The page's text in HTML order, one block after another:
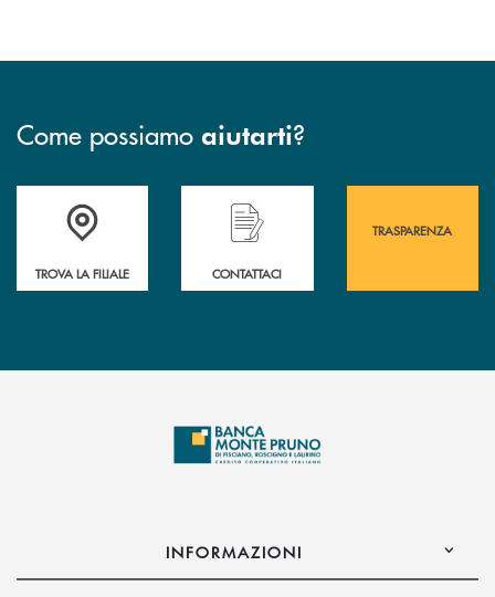
Come possiamo aiutarti?
Accedi all' elenco completo&nbsp; delle&nbsp; filiali&nbsp; di Banca
TROVA LA FILIALE
Hai bisogno di assistenza immediata?
CONTATTACI
TRASPARENZA
INFORMAZIONI